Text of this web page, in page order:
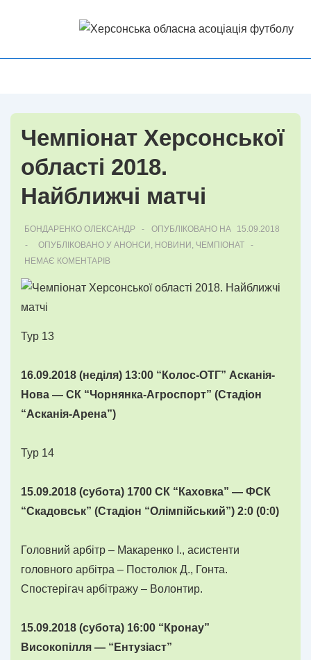
Чемпіонат Херсонської
області 2018.
Найближчі матчі
БОНДАРЕНКО ОЛЕКСАНДР ОПУБЛІКОВАНО НА
15.09.2018
ОПУБЛІКОВАНО У АНОНСИ , НОВИНИ , ЧЕМПІОНАТ
НЕМАЄ КОМЕНТАРІВ
Тур 13
16.09.2018 (неділя) 13:00 “Колос-ОТГ” Асканія-
Нова — СК “Чорнянка-Агроспорт” (Стадіон
“Асканія-Арена”)
Тур 14
15.09.2018 (субота) 1700 СК “Каховка” — ФСК
“Скадовськ” (Стадіон “Олімпійський”) 2:0 (0:0)
Головний арбітр – Макаренко І., асистенти
головного арбітра – Постолюк Д., Гонта.
Спостерігач арбітражу – Волонтир.
15.09.2018 (субота) 16:00 “Кронау”
Високопілля — “Ентузіаст”